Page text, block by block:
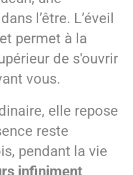
l’être. L’éveil
permet à la
de s'ouvrir
vous.
elle repose
reste
pendant la vie
infiniment